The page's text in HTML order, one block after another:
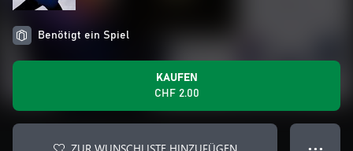
Benötigt ein Spiel
KAUFEN
CHF 2.00
● ● ●